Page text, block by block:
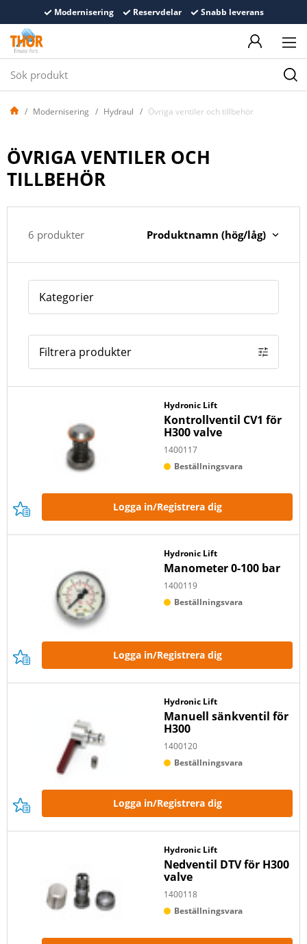
Modernisering Reservdelar Snabb leverans
Modernisering Hydraul Övriga ventiler och tillbehör
ÖVRIGA VENTILER OCH
TILLBEHÖR
6 produkter Produktnamn (hög/låg)
Kategorier
Filtrera produkter
Hydronic Lift
Kontrollventil CV1 för
H300 valve
1400117
Beställningsvara
Logga in/Registrera dig
Hydronic Lift
Manometer 0-100 bar
1400119
Beställningsvara
Logga in/Registrera dig
Hydronic Lift
Manuell sänkventil för
H300
1400120
Beställningsvara
Logga in/Registrera dig
Hydronic Lift
Nedventil DTV för H300
valve
1400118
Beställningsvara